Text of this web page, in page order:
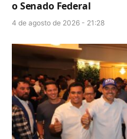
o Senado Federal
4 de agosto de 2026 - 21:28